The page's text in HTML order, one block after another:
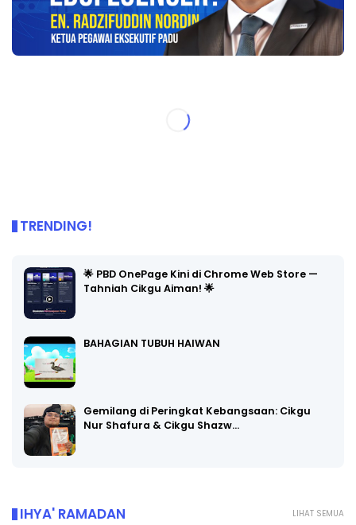
TRENDING!
🌟 PBD OnePage Kini di Chrome Web Store —
Tahniah Cikgu Aiman! 🌟
BAHAGIAN TUBUH HAIWAN
Gemilang di Peringkat Kebangsaan: Cikgu
Nur Shafura & Cikgu Shazw…
LIHAT SEMUA
IHYA' RAMADAN